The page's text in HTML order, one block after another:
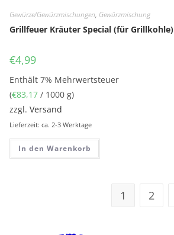
Gewürze/Gewürzmischungen, Gewürzmischung
Grillfeuer Kräuter Special (für Grillkohle)
€4,99
Enthält 7% Mehrwertsteuer
(€83,17 / 1000 g)
zzgl.Versand
Lieferzeit: ca. 2-3 Werktage
In den Warenkorb
1 2